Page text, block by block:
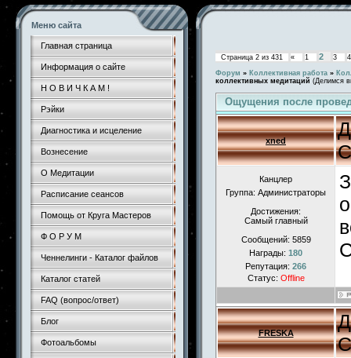
Меню сайта
Главная страница
Информация о сайте
Н О В И Ч К А М !
Рэйки
Диагностика и исцеление
Вознесение
О Медитации
Расписание сеансов
Помощь от Круга Мастеров
Ф О Р У М
Ченнелинги - Каталог файлов
Каталог статей
FAQ (вопрос/ответ)
Блог
Фотоальбомы
Страница 2 из 431 « 1 2 3
4
Форум » Коллективная работа »
коллективных медитаций (Делимся
Ощущения после
xned
Канцлер
Группа: Администраторы
Достижения:
Самый главный
Сообщений: 5859
Награды: 180
Репутация: 266
Статус: Offline
FRESKA